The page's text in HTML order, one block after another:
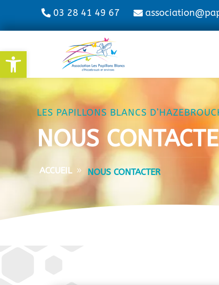
Ouvrir la barre d’outils
03 28 41 49 67
LES PAPILLONS BLANCS
NOUS
ACCUEIL NOUS CONTACTER